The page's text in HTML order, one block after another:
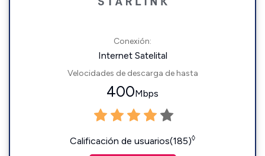
Conexión:
Internet Satelital
Velocidades de descarga de hasta
400Mbps
Calificación de usuarios(185)◊